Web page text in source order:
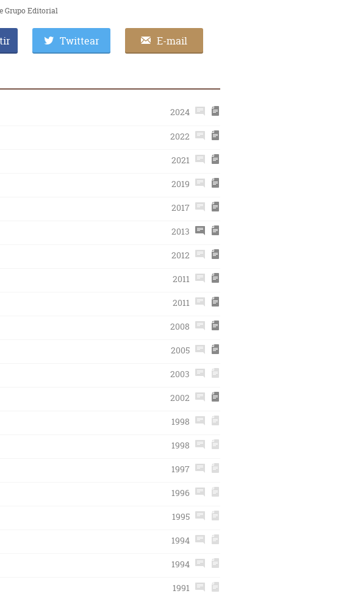
Grupo Editorial
Twittear E-mail
2024
2022
2021
2019
2017
2013
2012
2011
2011
2008
2005
2003
2002
1998
1998
1997
1996
1995
1994
1994
1991